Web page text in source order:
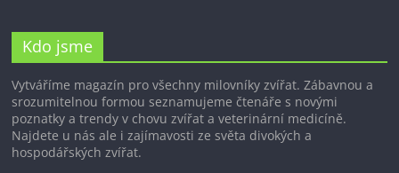
Kdo jsme
Vytváříme magazín pro všechny milovníky zvířat. Zábavnou a
srozumitelnou formou seznamujeme čtenáře s novými
poznatky a trendy v chovu zvířat a veterinární medicíně.
Najdete u nás ale i zajímavosti ze světa divokých a
hospodářských zvířat.